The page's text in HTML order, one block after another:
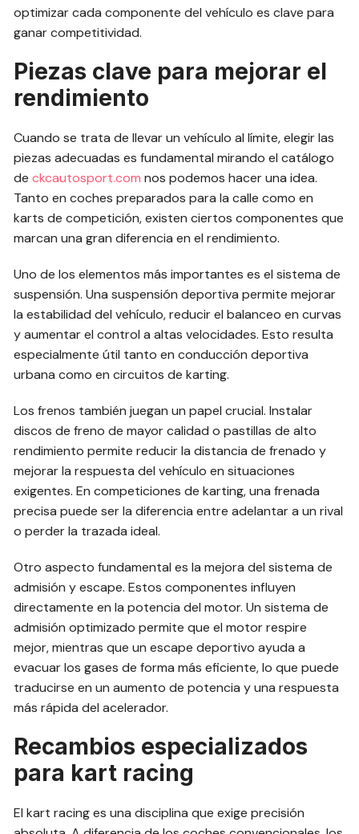
optimizar cada componente del vehículo es clave para
ganar competitividad.
Piezas clave para mejorar el
rendimiento
Cuando se trata de llevar un vehículo al límite, elegir las
piezas adecuadas es fundamental mirando el catálogo
deckcautosport.com nos podemos hacer una idea.
Tanto en coches preparados para la calle como en
karts de competición, existen ciertos componentes que
marcan una gran diferencia en el rendimiento.
Uno de los elementos más importantes es el sistema de
suspensión. Una suspensión deportiva permite mejorar
la estabilidad del vehículo, reducir el balanceo en curvas
y aumentar el control a altas velocidades. Esto resulta
especialmente útil tanto en conducción deportiva
urbana como en circuitos de karting.
Los frenos también juegan un papel crucial. Instalar
discos de freno de mayor calidad o pastillas de alto
rendimiento permite reducir la distancia de frenado y
mejorar la respuesta del vehículo en situaciones
exigentes. En competiciones de karting, una frenada
precisa puede ser la diferencia entre adelantar a un rival
o perder la trazada ideal.
Otro aspecto fundamental es la mejora del sistema de
admisión y escape. Estos componentes influyen
directamente en la potencia del motor. Un sistema de
admisión optimizado permite que el motor respire
mejor, mientras que un escape deportivo ayuda a
evacuar los gases de forma más eficiente, lo que puede
traducirse en un aumento de potencia y una respuesta
más rápida del acelerador.
Recambios especializados
para kart racing
El kart racing es una disciplina que exige precisión